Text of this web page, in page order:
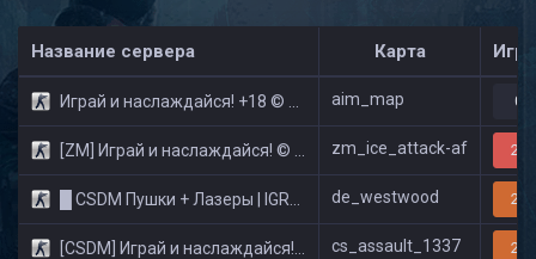
Название сервера Карта
Играй и наслаждайся! +18 © Public aim_map 0/
[ZM] Играй и наслаждайся! © Zombie Show zm_ice_attack-af 29/
█ CSDM Пушки + Лазеры | IGRAI18.RU ツ █ de_westwood 24/
[CSDM] Играй и наслаждайся! © Classic cs_assault_1337 20/